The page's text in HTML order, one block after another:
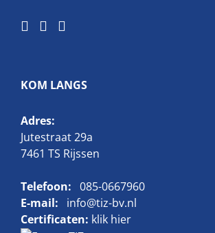
KOM LANGS
Adres:
Jutestraat 29a
7461 TS Rijssen
Telefoon: 085-0667960
E-mail:
info@tiz-bv.nl
Certificaten: klik hier